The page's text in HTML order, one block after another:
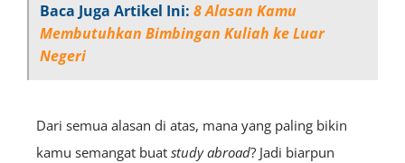
Baca Juga Artikel Ini: 8 Alasan Kamu
Membutuhkan Bimbingan Kuliah ke Luar
Negeri
Dari semua alasan di atas, mana yang paling bikin
kamu semangat buat study abroad? Jadi biarpun